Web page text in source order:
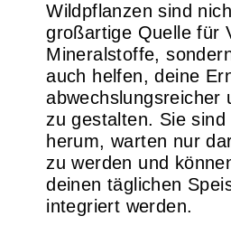
Wildpflanzen sind
großartige Quelle für
Mineralstoffe,
auch helfen, deine
abwechslungsreicher
zu gestalten. Sie
herum, warten nur
zu werden und
deinen täglichen
integriert werden.